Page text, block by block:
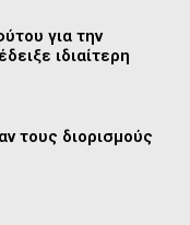
για την
ιδιαίτερη
τους διορισμούς